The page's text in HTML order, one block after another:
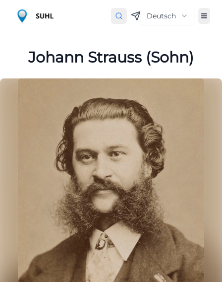
Deutsch
Johann Strauss (Sohn)